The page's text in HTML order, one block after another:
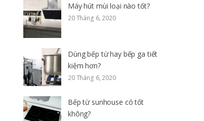
Máy hút mùi loại nào tốt?
20 Tháng 6, 2020
Dùng bếp từ hay bếp ga tiết
kiệm hơn?
20 Tháng 6, 2020
Bếp từ sunhouse có tốt
không?